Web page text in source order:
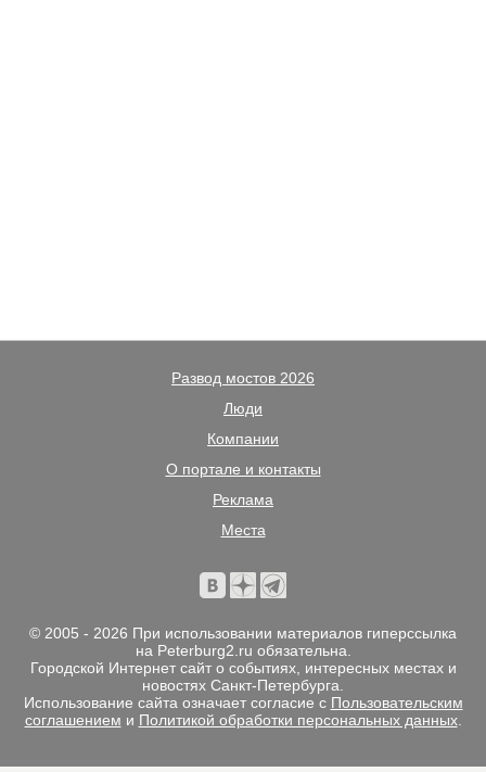
Развод мостов 2026
Люди
Компании
О портале и контакты
Реклама
Места
© 2005 - 2026 При использовании материалов гиперссылка
на Peterburg2.ru обязательна.
Городской Интернет сайт о событиях, интересных местах и
новостях Санкт-Петербурга.
Использование сайта означает согласие с Пользовательским
соглашением и Политикой обработки персональных данных.